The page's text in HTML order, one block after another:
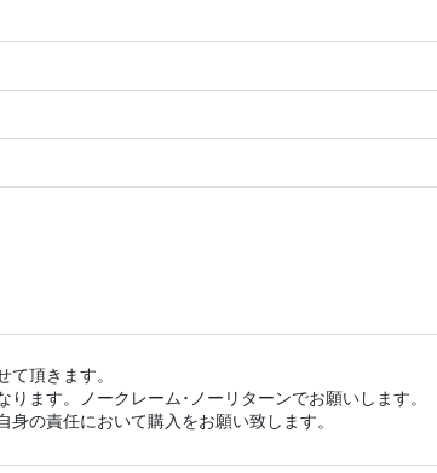
て頂きます。
ります。ノークレーム･ノーリターンでお願いします。
身の責任において購入をお願い致します。